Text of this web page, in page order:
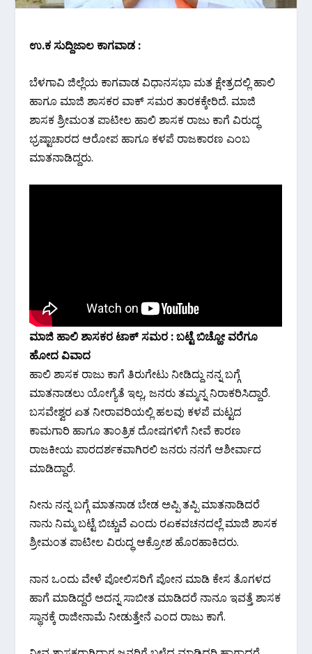
ಉ.ಕ ಸುದ್ದಿಜಾಲ‌ ಕಾಗವಾಡ :
ಬೆಳಗಾವಿ ಜಿಲ್ಲೆಯ ಕಾಗವಾಡ ವಿಧಾನಸಭಾ ಮತ ಕ್ಷೇತ್ರದಲ್ಲಿ ಹಾಲಿ
ಹಾಗೂ ಮಾಜಿ ಶಾಸಕರ ವಾಕ್ ಸಮರ ತಾರಕಕ್ಕೇರಿದೆ. ಮಾಜಿ
ಶಾಸಕ ಶ್ರೀಮಂತ ಪಾಟೀಲ ಹಾಲಿ ಶಾಸಕ ರಾಜು ಕಾಗೆ ವಿರುದ್ಧ
ಭ್ರಷ್ಟಾಚಾರದ ಆರೋಪ ಹಾಗೂ ಕಳಪೆ ರಾಜಕಾರಣ ಎಂಬ
ಮಾತನಾಡಿದ್ದರು.
ಮಾಜಿ ಹಾಲಿ ಶಾಸಕರ ಟಾಕ್ ಸಮರ : ಬಟ್ಟೆ ಬಿಚ್ಹೋ ವರೆಗೂ
ಹೋದ ವಿವಾದ
ಹಾಲಿ ಶಾಸಕ ರಾಜು ಕಾಗೆ ತಿರುಗೇಟು ನೀಡಿದ್ದು ನನ್ನ ಬಗ್ಗೆ
ಮಾತನಾಡಲು ಯೋಗ್ಯೆತೆ ಇಲ್ಲ, ಜನರು ತಮ್ಮನ್ನ ನಿರಾಕರಿಸಿದ್ದಾರೆ.
ಬಸವೇಶ್ವರ ಏತ ನೀರಾವರಿಯಲ್ಲಿ ಹಲವು ಕಳಪೆ ಮಟ್ಟದ
ಕಾಮಗಾರಿ ಹಾಗೂ ತಾಂತ್ರಿಕ ದೋಷಗಳಿಗೆ ನೀವೆ ಕಾರಣ
ರಾಜಕೀಯ ಪಾರದರ್ಶಕವಾಗಿರಲಿ ಜನರು ನನಗೆ ಆಶೀರ್ವಾದ
ಮಾಡಿದ್ದಾರೆ.
ನೀನು ನನ್ನ ಬಗ್ಗೆ ಮಾತನಾಡ ಬೇಡ ಅಪ್ಪಿ ತಪ್ಪಿ ಮಾತನಾಡಿದರೆ
ನಾನು ನಿಮ್ಮ ಬಟ್ಟೆ ಬಿಚ್ಚುವೆ ಎಂದು ರಏಕವಚನದಲ್ಲೆ ಮಾಜಿ ಶಾಸಕ
ಶ್ರೀಮಂತ ಪಾಟೀಲ ವಿರುದ್ಧ ಆಕ್ರೋಶ ಹೊರಹಾಕಿದರು.
ನಾನ ಒಂದು ವೇಳೆ ಪೋಲಿಸರಿಗೆ ಪೋನ ಮಾಡಿ ಕೇಸ ತೊಗಳದ
ಹಾಗೆ ಮಾಡಿದ್ದರೆ ಅದನ್ನ ಸಾಬೀತ ಮಾಡಿದರೆ ನಾನೂ ಇವತ್ತೆ ಶಾಸಕ
ಸ್ಥಾನಕ್ಕೆ ರಾಜೀನಾಮೆ ನೀಡುತ್ತೇನೆ ಎಂದ ರಾಜು ಕಾಗೆ.